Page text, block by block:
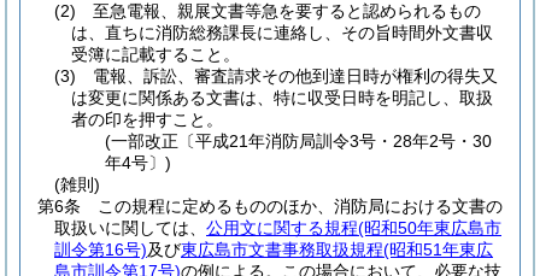
(2)
至急電報、親展文書等急を要すると認められるもの
は、直ちに消防総務課長に連絡し、その旨時間外文書収
受簿に記載すること。
(3)
電報、訴訟、審査請求その他到達日時が権利の得失又
は変更に関係ある文書は、特に収受日時を明記し、取扱
者の印を押すこと。
(一部改正〔平成21年消防局訓令3号・28年2号・30
年4号〕)
(雑則)
第6条
この規程に定めるもののほか、消防局における文書の
取扱いに関しては、 公用文に関する規程(昭和50年東広島市
訓令第16号)及び東広島市文書事務取扱規程(昭和51年東広
島市訓令第17号)の例による。
この場合において、必要な技